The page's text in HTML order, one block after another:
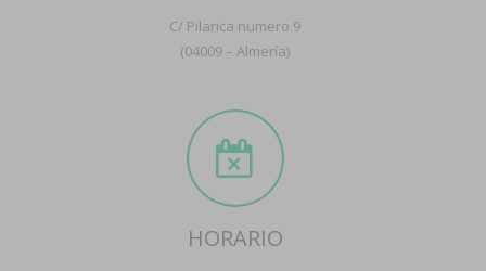
C/ Pilarica numero 9
(04009 – Almería)
HORARIO